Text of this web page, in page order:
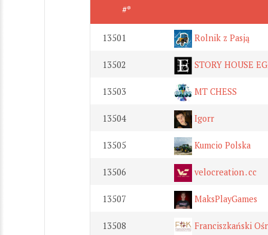
#*
13501 Rolnik z Pasją
13502 STORY HOUSE
13503 MT CHESS
13504 Igorr
13505 Kumcio Polska
13506 velocreation․cc
13507 MaksPlayGames
13508 Franciszkański